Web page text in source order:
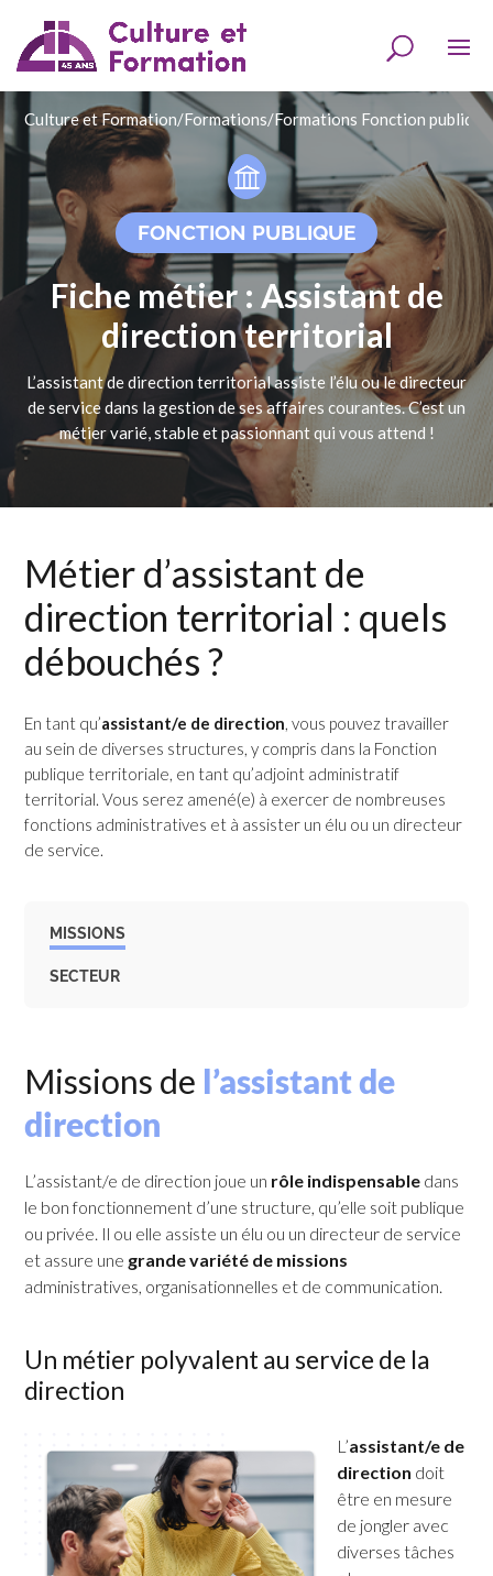
Culture et Formation/Formations/Formations Fonction publique
FONCTION PUBLIQUE
Fiche métier : Assistant de
direction territorial
L’assistant de direction territorial assiste l’élu ou le directeur
de service dans la gestion de ses affaires courantes. C’est un
métier varié, stable et passionnant qui vous attend !
Métier d’assistant de
direction territorial : quels
débouchés ?
En tant qu’assistant/e de direction, vous pouvez travailler
au sein de diverses structures, y compris dans la Fonction
publique territoriale, en tant qu’adjoint administratif
territorial. Vous serez amené(e) à exercer de nombreuses
fonctions administratives et à assister un élu ou un directeur
de service.
MISSIONS
SECTEUR
Missions de l’assistant de
direction
L’assistant/e de direction joue un rôle indispensable dans
le bon fonctionnement d’une structure, qu’elle soit publique
ou privée. Il ou elle assiste un élu ou un directeur de service
et assure une grande variété de missions
administratives, organisationnelles et de communication.
Un métier polyvalent au service de la
direction
L’assistant/e de
direction doit
être en mesure
de jongler avec
diverses tâches